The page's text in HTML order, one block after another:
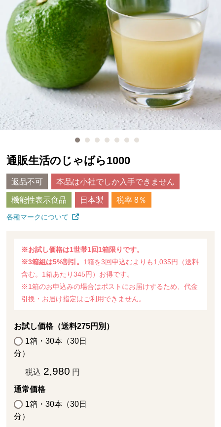
通販生活のじゃばら1000
返品不可 本品は小社でしか入手できません
機能性表示食品 日本製 税率 8％
各種マークについて
※お試し価格は1世帯1回1箱限りです。
※3箱組は5%割引。 1箱を3回申込むよりも1,035円（送料
含む。1箱あたり345円）お得です。
※1箱のお申込みの場合はポストにお届けするため、代金
引換・お届け指定はご利用できません。
お試し価格（送料275円別）
1箱・30本（30日
分）
税込 2,980 円
通常価格
1箱・30本（30日
分）